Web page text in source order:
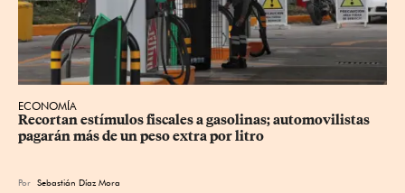
ECONOMÍA
Recortan estímulos fiscales a gasolinas; automovilistas
pagarán más de un peso extra por litro
Por Sebastián Díaz Mora